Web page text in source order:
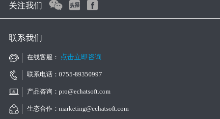
关注我们
联系我们
在线客服： 点击立即咨询
联系电话：0755-89350997
产品咨询：pro@echatsoft.com
生态合作：marketing@echatsoft.com